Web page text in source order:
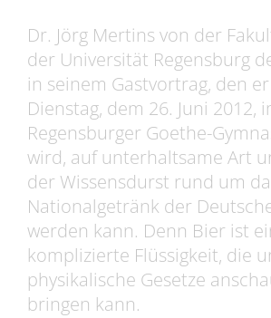
Dr. Jörg Mertins von der
der Universität Regensburg
in seinem Gastvortrag, den
Dienstag, dem 26. Juni 2012,
Regensburger Goethe-
wird, auf unterhaltsame Art
der Wissensdurst rund um
Nationalgetränk der
werden kann. Denn Bier ist
komplizierte Flüssigkeit, die
physikalische Gesetze
bringen kann.